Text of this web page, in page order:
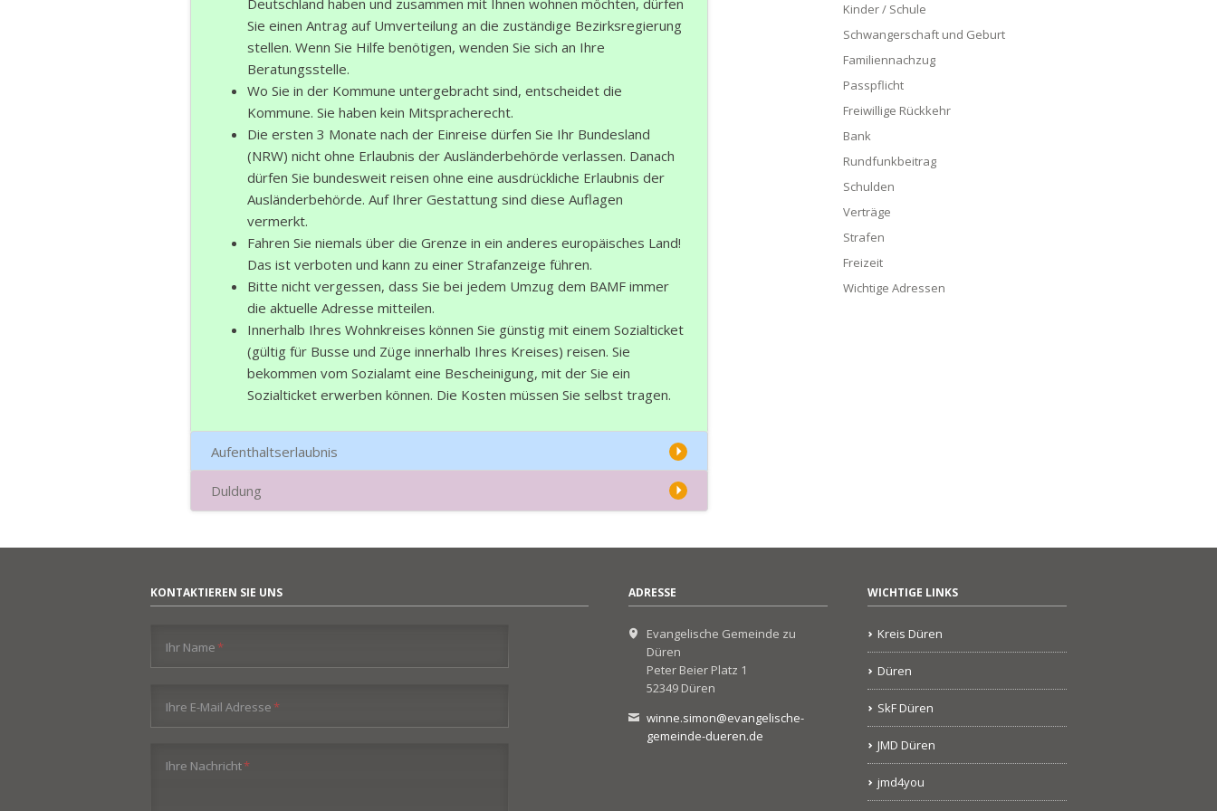
Bank
Rundfunkbeitrag
Verträge
Strafen
Freizeit
Wichtige Adressen
Deutschland haben und zusammen mit Ihnen wohnen möchten, dürfen
Sie einen Antrag auf Umverteilung an die zuständige Bezirksregierung
stellen. Wenn Sie Hilfe benötigen, wenden Sie sich an Ihre
Beratungsstelle.
Wo Sie in der Kommune untergebracht sind, entscheidet die
Kommune. Sie haben kein Mitspracherecht.
Die ersten 3 Monate nach der Einreise dürfen Sie Ihr Bundesland
(NRW) nicht ohne Erlaubnis der Ausländerbehörde verlassen. Danach
dürfen Sie bundesweit reisen ohne eine ausdrückliche Erlaubnis der
Ausländerbehörde. Auf Ihrer Gestattung sind diese Auflagen
vermerkt.
Fahren Sie niemals über die Grenze in ein anderes europäisches Land!
Das ist verboten und kann zu einer Strafanzeige führen.
Bitte nicht vergessen, dass Sie bei jedem Umzug dem BAMF immer
die aktuelle Adresse mitteilen.
Innerhalb Ihres Wohnkreises können Sie günstig mit einem Sozialticket
(gültig für Busse und Züge innerhalb Ihres Kreises) reisen. Sie
bekommen vom Sozialamt eine Bescheinigung, mit der Sie ein
Sozialticket erwerben können. Die Kosten müssen Sie selbst tragen.
Aufenthaltserlaubnis
Duldung
Kinder / Schule
Schwangerschaft und Geburt
Familiennachzug
Passpflicht
Freiwillige Rückkehr
Bank
Rundfunkbeitrag
Schulden
Verträge
Strafen
Freizeit
Wichtige Adressen
KONTAKTIEREN SIE UNS
Pflichtfeld
Ihr Name*
Pflichtfeld
Ihre E-Mail Adresse*
Pflichtfeld
Ihre Nachricht*
ADRESSE
Evangelische Gemeinde zu
Düren
Peter Beier Platz 1
52349 Düren
winne.simon@evangelische-
gemeinde-dueren.de
WICHTIGE LINKS
Kreis Düren
Düren
SkF Düren
JMD Düren
jmd4you